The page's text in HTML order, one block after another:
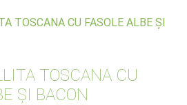
TOSCANA CU
ȘI BACON